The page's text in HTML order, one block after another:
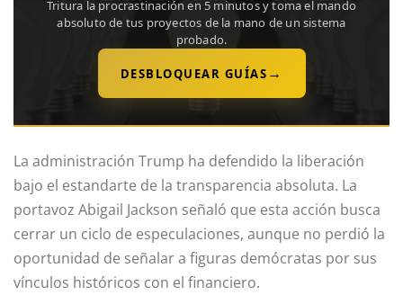
Tritura la procrastinación en 5 minutos y toma el mando
absoluto de tus proyectos de la mano de un sistema
probado.
DESBLOQUEAR GUÍAS →
La administración Trump ha defendido la liberación
bajo el estandarte de la transparencia absoluta. La
portavoz Abigail Jackson señaló que esta acción busca
cerrar un ciclo de especulaciones, aunque no perdió la
oportunidad de señalar a figuras demócratas por sus
vínculos históricos con el financiero.